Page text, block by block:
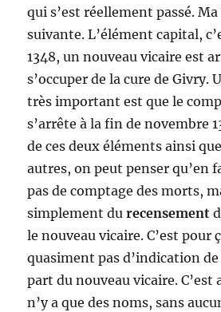
qui s’est réellement passé.
suivante. L’élément capital,
1348, un nouveau vicaire est
s’occuper de la cure de Givry.
très important est que le
s’arrête à la fin de novembre
de ces deux éléments ainsi
autres, on peut penser qu’en
pas de comptage des morts,
simplement durecensement
le nouveau vicaire. C’est pour
quasiment pas d’indication
part du nouveau vicaire. C’est
n’y a que des noms, sans